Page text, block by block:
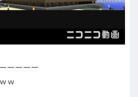
ーーーー
ｗ